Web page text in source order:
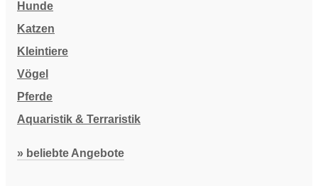
Hunde
Katzen
Kleintiere
Vögel
Pferde
Aquaristik & Terraristik
» beliebte Angebote